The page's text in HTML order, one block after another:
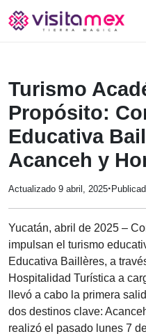
Turismo
Propósito:
Educativa
Acanceh y
Actualizado 9 abril, 2025·
Yucatán, abril de 2025 –
impulsan el turismo
Educativa Baillères, a
Hospitalidad Turística a
llevó a cabo la primera
dos destinos clave:
realizó el pasado lunes 7